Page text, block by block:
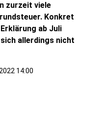
zurzeit viele
Konkret
ab Juli
allerdings nicht
14:00